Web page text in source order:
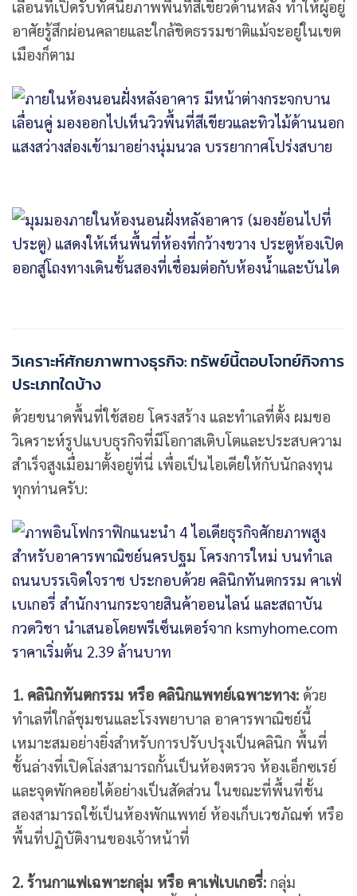
เลื่อนที่เปิดรับทัศนียภาพพื้นที่สีเขียวด้านหลัง ทำให้ผู้อยู่
อาศัยรู้สึกผ่อนคลายและใกล้ชิดธรรมชาติแม้จะอยู่ในเขต
เมืองก็ตาม
วิเคราะห์ศักยภาพทางธุรกิจ: ทรัพย์นี้ตอบโจทย์กิจการ
ประเภทใดบ้าง
ด้วยขนาดพื้นที่ใช้สอย โครงสร้าง และทำเลที่ตั้ง ผมขอ
วิเคราะห์รูปแบบธุรกิจที่มีโอกาสเติบโตและประสบความ
สำเร็จสูงเมื่อมาตั้งอยู่ที่นี่ เพื่อเป็นไอเดียให้กับนักลงทุน
ทุกท่านครับ:
1. คลินิกทันตกรรม หรือ คลินิกแพทย์เฉพาะทาง: ด้วย
ทำเลที่ใกล้ชุมชนและโรงพยาบาล อาคารพาณิชย์นี้
เหมาะสมอย่างยิ่งสำหรับการปรับปรุงเป็นคลินิก พื้นที่
ชั้นล่างที่เปิดโล่งสามารถกั้นเป็นห้องตรวจ ห้องเอ็กซเรย์
และจุดพักคอยได้อย่างเป็นสัดส่วน ในขณะที่พื้นที่ชั้น
สองสามารถใช้เป็นห้องพักแพทย์ ห้องเก็บเวชภัณฑ์ หรือ
พื้นที่ปฏิบัติงานของเจ้าหน้าที่
2. ร้านกาแฟเฉพาะกลุ่ม หรือ คาเฟ่เบเกอรี่: กลุ่ม